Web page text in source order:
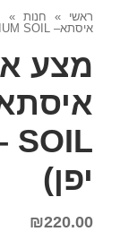
ראשי » חנות »
איסתא– PREMIUM SOIL –ליטר 8.(תוצרת יפן)
מצע
יפן)
₪220.00